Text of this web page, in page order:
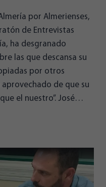
por Almerienses,
de Entrevistas
ha desgranado
las que descansa su
por otros
de que su
el nuestro”. José…